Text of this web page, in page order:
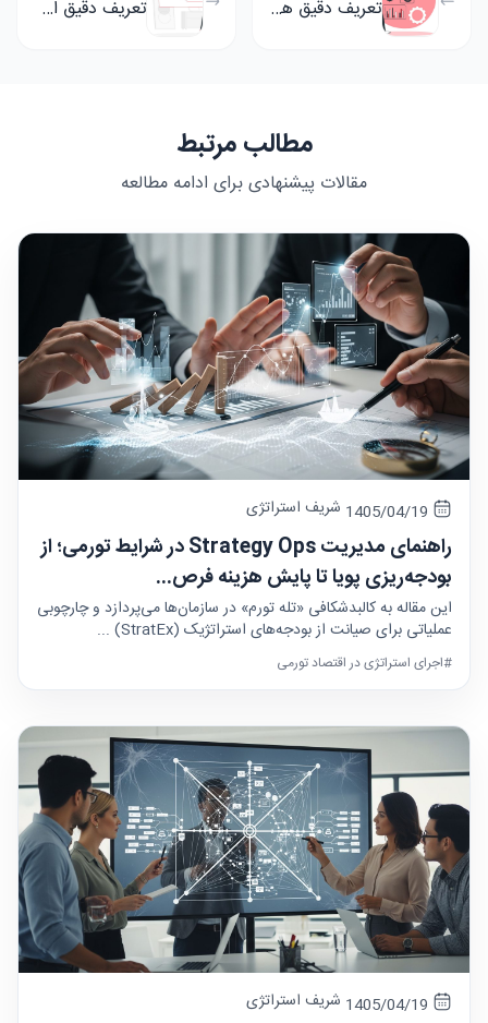
تعریف دقیق هوشمندی رقابتی و هوش رقابتی چیست؟ تعریف دقیق استراتژی تغییر چیست؟ انواع استراتژی های تغییر کدا...
مطالب مرتبط
مقالات پیشنهادی برای ادامه مطالعه
شریف استراتژی
راهنمای مدیریت Strategy Ops در شرایط تورمی؛ از
بودجه‌ریزی پویا تا پایش هزینه فرص...
این مقاله به کالبدشکافی «تله تورم» در سازمان‌ها می‌پردازد و چارچوبی
عملیاتی برای صیانت از بودجه‌های استراتژیک (StratEx) ...
#اجرای استراتژی در اقتصاد تورمی
شریف استراتژی